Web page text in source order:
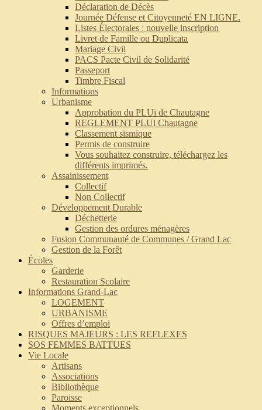
Déclaration de Décès
Journée Défense et Citoyenneté EN LIGNE.
Listes Électorales : nouvelle inscription
Livret de Famille ou Duplicata
Mariage Civil
PACS Pacte Civil de Solidarité
Passeport
Timbre Fiscal
Informations
Urbanisme
Approbation du PLUi de Chautagne
REGLEMENT PLUi Chautagne
Classement sismique
Permis de construire
Vous souhaitez construire, téléchargez les
différents imprimés.
Assainissement
Collectif
Non Collectif
Développement Durable
Déchetterie
Gestion des ordures ménagères
Fusion Communauté de Communes / Grand Lac
Gestion de la Forêt
Écoles
Garderie
Restauration Scolaire
Informations Grand-Lac
LOGEMENT
URBANISME
Offres d’emploi
RISQUES MAJEURS : LES REFLEXES
SOS FEMMES BATTUES
Vie Locale
Artisans
Associations
Bibliothèque
Paroisse